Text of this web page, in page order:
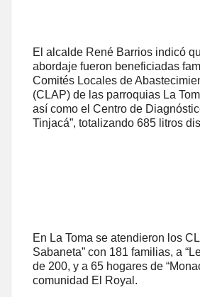
El alcalde René Barrios indicó
abordaje fueron beneficiadas
Comités Locales de
(CLAP) de las parroquias La
así como el Centro de
Tinjacá”, totalizando 685 litros
En La Toma se atendieron los
Sabaneta” con 181 familias, a
de 200, y a 65 hogares de
comunidad El Royal.